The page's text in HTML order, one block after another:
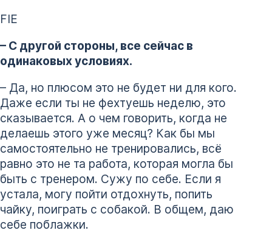
FIE
– С другой стороны, все сейчас в
одинаковых условиях.
– Да, но плюсом это не будет ни для кого.
Даже если ты не фехтуешь неделю, это
сказывается. А о чем говорить, когда не
делаешь этого уже месяц? Как бы мы
самостоятельно не тренировались, всё
равно это не та работа, которая могла бы
быть с тренером. Сужу по себе. Если я
устала, могу пойти отдохнуть, попить
чайку, поиграть с собакой. В общем, даю
себе поблажки.